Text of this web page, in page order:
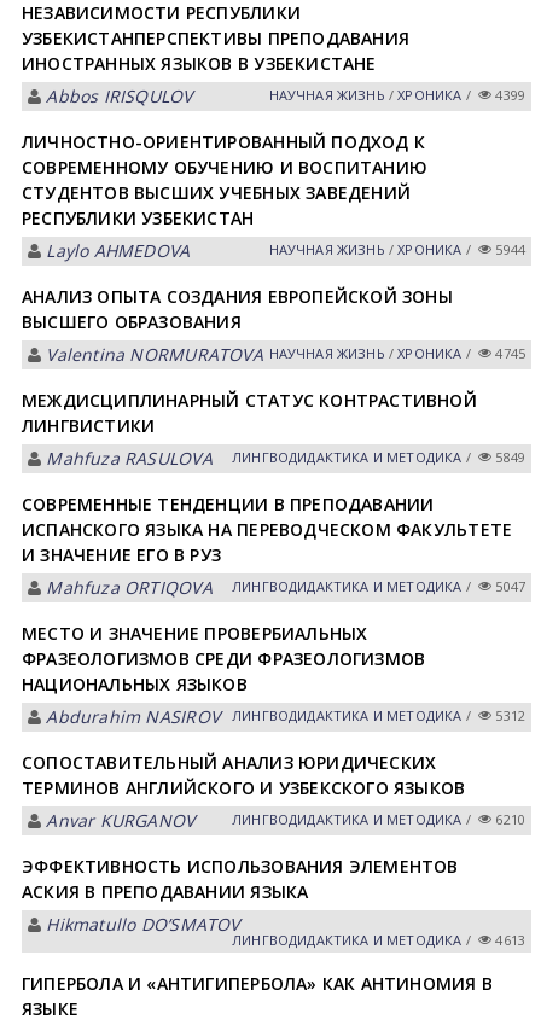
НЕЗАВИСИМОСТИ РЕСПУБЛИКИ
УЗБЕКИСТАНПЕРСПЕКТИВЫ ПРЕПОДАВАНИЯ
ИНОСТРАННЫХ ЯЗЫКОВ В УЗБЕКИСТАНЕ
Abbos IRISQULOV
НАУЧНАЯ ЖИЗНЬ /ХРОНИКА / 4399
ЛИЧНОСТНО-ОРИЕНТИРОВАННЫЙ ПОДХОД К
СОВРЕМЕННОМУ ОБУЧЕНИЮ И ВОСПИТАНИЮ
СТУДЕНТОВ ВЫСШИХ УЧЕБНЫХ ЗАВЕДЕНИЙ
РЕСПУБЛИКИ УЗБЕКИСТАН
Laylo АHMEDOVА
НАУЧНАЯ ЖИЗНЬ /ХРОНИКА / 5944
АНАЛИЗ ОПЫТА СОЗДАНИЯ ЕВРОПЕЙСКОЙ ЗОНЫ
ВЫСШЕГО ОБРАЗОВАНИЯ
Valentina NORMURАTOVА НАУЧНАЯ ЖИЗНЬ /ХРОНИКА / 4745
МЕЖДИСЦИПЛИНАРНЫЙ СТАТУС КОНТРАСТИВНОЙ
ЛИНГВИСТИКИ
Mahfuza RАSULOVА
ЛИНГВОДИДАКТИКА И МЕТОДИКА / 5849
СОВРЕМЕННЫЕ ТЕНДЕНЦИИ В ПРЕПОДАВАНИИ
ИСПАНСКОГО ЯЗЫКА НА ПЕРЕВОДЧЕСКОМ ФАКУЛЬТЕТЕ
И ЗНАЧЕНИЕ ЕГО В РУЗ
Mahfuza ORTIQOVА
ЛИНГВОДИДАКТИКА И МЕТОДИКА / 5047
МЕСТО И ЗНАЧЕНИЕ ПРОВЕРБИАЛЬНЫХ
ФРАЗЕОЛОГИЗМОВ СРЕДИ ФРАЗЕОЛОГИЗМОВ
НАЦИОНАЛЬНЫХ ЯЗЫКОВ
Abdurahim NASIROV
ЛИНГВОДИДАКТИКА И МЕТОДИКА / 5312
СОПОСТАВИТЕЛЬНЫЙ АНАЛИЗ ЮРИДИЧЕСКИХ
ТЕРМИНОВ АНГЛИЙСКОГО И УЗБЕКСКОГО ЯЗЫКОВ
Anvar KURGANOV
ЛИНГВОДИДАКТИКА И МЕТОДИКА / 6210
ЭФФЕКТИВНОСТЬ ИСПОЛЬЗОВАНИЯ ЭЛЕМЕНТОВ
АСКИЯ В ПРЕПОДАВАНИИ ЯЗЫКА
Hikmatullo DOʼSMАTOV
ЛИНГВОДИДАКТИКА И МЕТОДИКА / 4613
ГИПЕРБОЛА И «АНТИГИПЕРБОЛА» КАК АНТИНОМИЯ В
ЯЗЫКЕ